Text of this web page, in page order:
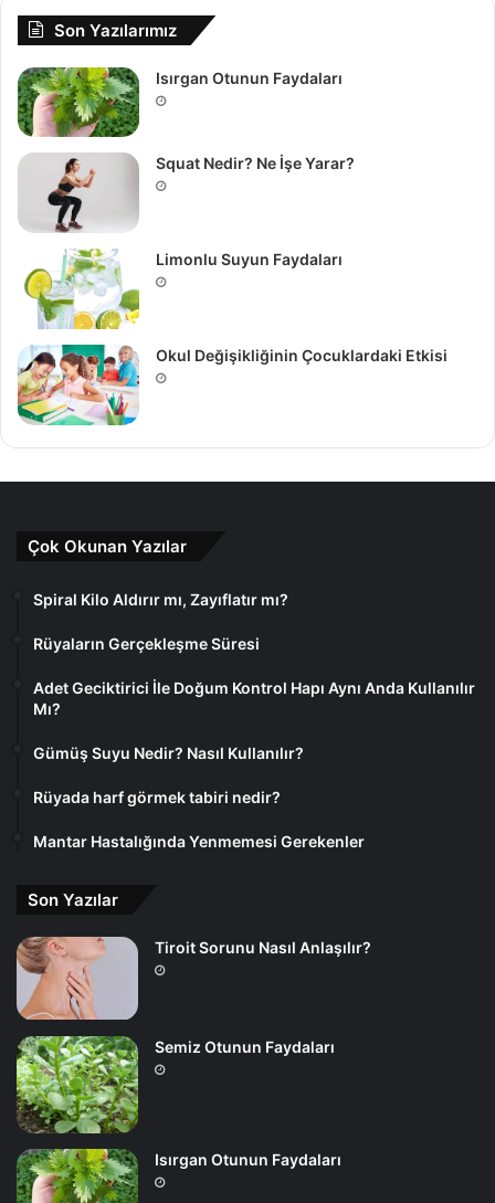
Son Yazılarımız
Isırgan Otunun Faydaları
Squat Nedir? Ne İşe Yarar?
Limonlu Suyun Faydaları
Okul Değişikliğinin Çocuklardaki Etkisi
Çok Okunan Yazılar
Spiral Kilo Aldırır mı, Zayıflatır mı?
Rüyaların Gerçekleşme Süresi
Adet Geciktirici İle Doğum Kontrol Hapı Aynı Anda Kullanılır
Mı?
Gümüş Suyu Nedir? Nasıl Kullanılır?
Rüyada harf görmek tabiri nedir?
Mantar Hastalığında Yenmemesi Gerekenler
Son Yazılar
Tiroit Sorunu Nasıl Anlaşılır?
Semiz Otunun Faydaları
Isırgan Otunun Faydaları